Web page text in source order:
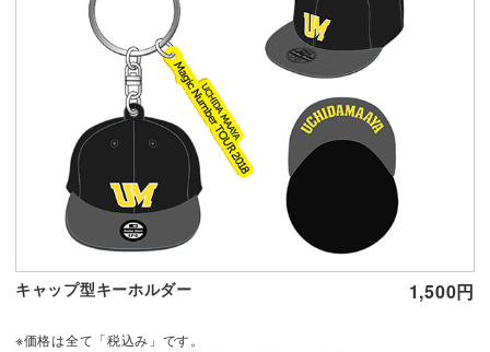
キャップ型キーホルダー 1,500円
※価格は全て「税込み」です。